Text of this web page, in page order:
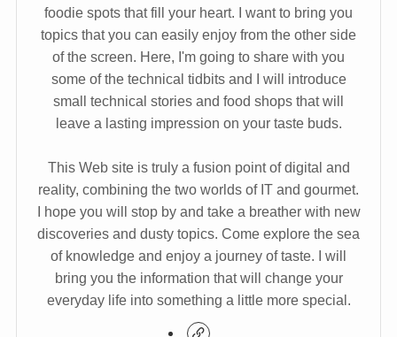
foodie spots that fill your heart. I want to bring you
topics that you can easily enjoy from the other side
of the screen. Here, I'm going to share with you
some of the technical tidbits and I will introduce
small technical stories and food shops that will
leave a lasting impression on your taste buds.
This Web site is truly a fusion point of digital and
reality, combining the two worlds of IT and gourmet.
I hope you will stop by and take a breather with new
discoveries and dusty topics. Come explore the sea
of knowledge and enjoy a journey of taste. I will
bring you the information that will change your
everyday life into something a little more special.